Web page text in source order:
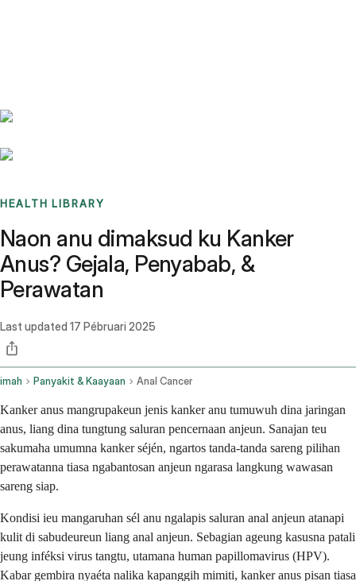
HEALTH LIBRARY
Naon anu dimaksud ku Kanker
Anus? Gejala, Penyabab, &
Perawatan
Last updated 17 Pébruari 2025
imah Panyakit & Kaayaan Anal Cancer
Kanker anus mangrupakeun jenis kanker anu tumuwuh dina jaringan
anus, liang dina tungtung saluran pencernaan anjeun. Sanajan teu
sakumaha umumna kanker séjén, ngartos tanda-tanda sareng pilihan
perawatanna tiasa ngabantosan anjeun ngarasa langkung wawasan
sareng siap.
Kondisi ieu mangaruhan sél anu ngalapis saluran anal anjeun atanapi
kulit di sabudeureun liang anal anjeun. Sebagian ageung kasusna patali
jeung inféksi virus tangtu, utamana human papillomavirus (HPV).
Kabar gembira nyaéta nalika kapanggih mimiti, kanker anus pisan tiasa